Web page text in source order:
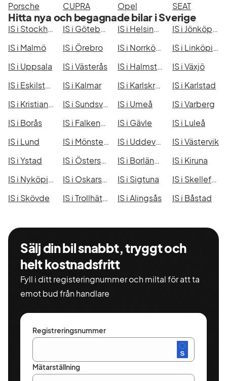
Porsche
CUPRA Opel SEAT
Hitta nya och begagnade bilar i Sverige
IS i Stockholm IS i Göteborg IS i Helsingborg
IS i Jönköping
IS i Malmö
IS i Örebro IS i Norrköping
IS i Linköping
IS i Uppsala
IS i Västerås IS i Halmstad
IS i Växjö
IS i Eskilstuna
IS i Kalmar IS i Karlskrona
IS i Karlstad
IS i Kristianstad
IS i Sundsvall IS i Umeå
IS i Varberg
IS i Borås
IS i Falkenberg IS i Gävle
IS i Luleå
IS i Lund
IS i Mönsterås IS i Uddevalla
IS i Västervik
IS i Ystad
IS i Östersund IS i Borlänge
IS i Kiruna
IS i Nyköping
IS i Oskarshamn IS i Sigtuna
IS i Skellefteå
IS i Skövde
IS i Trollhättan IS i Alingsås IS i Båstad
Sälj din bil snabbt, tryggt och
helt kostnadsfritt
Fyll i ditt registeringnummer och miltal för att ta
emot bud från handlare
Registreringsnummer
Mätarställning